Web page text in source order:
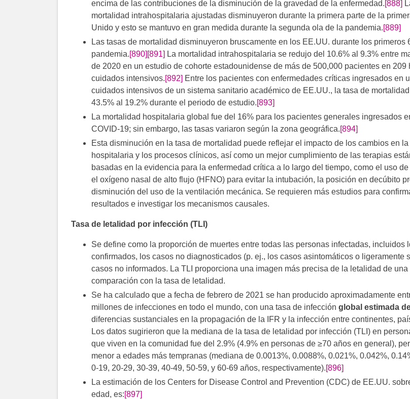
encima de las contribuciones de la disminución de la gravedad de la enfermedad.[888]
mortalidad intrahospitalaria ajustadas disminuyeron durante la primera parte de la
Unido y esto se mantuvo en gran medida durante la segunda ola de la pandemia.[889]
Las tasas de mortalidad disminuyeron bruscamente en los EE.UU. durante los primeros
pandemia.[890] [891] La mortalidad intrahospitalaria se redujo del 10.6% al 9.3% entre
de 2020 en un estudio de cohorte estadounidense de más de 500,000 pacientes en 209
cuidados intensivos.[892] Entre los pacientes con enfermedades críticas ingresados en
cuidados intensivos de un sistema sanitario académico de EE.UU., la tasa de
43.5% al 19.2% durante el periodo de estudio.[893]
La mortalidad hospitalaria global fue del 16% para los pacientes generales ingresados
COVID-19; sin embargo, las tasas variaron según la zona geográfica.[894]
Esta disminución en la tasa de mortalidad puede reflejar el impacto de los cambios en
hospitalaria y los procesos clínicos, así como un mejor cumplimiento de las terapias
basadas en la evidencia para la enfermedad crítica a lo largo del tiempo, como el uso
el oxígeno nasal de alto flujo (HFNO) para evitar la intubación, la posición en decúbito
disminución del uso de la ventilación mecánica. Se requieren más estudios para
resultados e investigar los mecanismos causales.
Tasa de letalidad por infección (TLI)
Se define como la proporción de muertes entre todas las personas infectadas, incluidos
confirmados, los casos no diagnosticados (p. ej., los casos asintomáticos o ligeramente
casos no informados. La TLI proporciona una imagen más precisa de la letalidad de una
comparación con la tasa de letalidad.
Se ha calculado que a fecha de febrero de 2021 se han producido aproximadamente
millones de infecciones en todo el mundo, con una tasa de infección global estimada
diferencias sustanciales en la propagación de la IFR y la infección entre continentes,
Los datos sugirieron que la mediana de la tasa de letalidad por infección (TLI) en
que viven en la comunidad fue del 2.9% (4.9% en personas de ≥70 años en general),
menor a edades más tempranas (mediana de 0.0013%, 0.0088%, 0.021%, 0.042%,
0-19, 20-29, 30-39, 40-49, 50-59, y 60-69 años, respectivamente).[896]
La estimación de los Centers for Disease Control and Prevention (CDC) de EE.UU.
edad, es:[897]